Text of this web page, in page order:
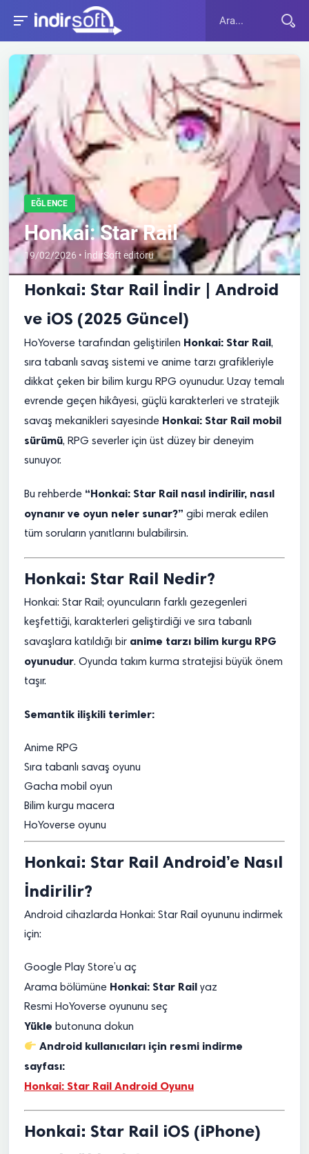
EĞLENCE
Honkai: Star Rail
19/02/2026 • İndirSoft editörü
Honkai: Star Rail İndir | Android
ve iOS (2025 Güncel)
HoYoverse tarafından geliştirilen Honkai: Star Rail,
sıra tabanlı savaş sistemi ve anime tarzı grafikleriyle
dikkat çeken bir bilim kurgu RPG oyunudur. Uzay temalı
evrende geçen hikâyesi, güçlü karakterleri ve stratejik
savaş mekanikleri sayesinde Honkai: Star Rail mobil
sürümü, RPG severler için üst düzey bir deneyim
sunuyor.
Bu rehberde “Honkai: Star Rail nasıl indirilir, nasıl
oynanır ve oyun neler sunar?” gibi merak edilen
tüm soruların yanıtlarını bulabilirsin.
Honkai: Star Rail Nedir?
Honkai: Star Rail; oyuncuların farklı gezegenleri
keşfettiği, karakterleri geliştirdiği ve sıra tabanlı
savaşlara katıldığı bir anime tarzı bilim kurgu RPG
oyunudur. Oyunda takım kurma stratejisi büyük önem
taşır.
Semantik ilişkili terimler:
Anime RPG
Sıra tabanlı savaş oyunu
Gacha mobil oyun
Bilim kurgu macera
HoYoverse oyunu
Honkai: Star Rail Android’e Nasıl
İndirilir?
Android cihazlarda Honkai: Star Rail oyununu indirmek
için:
Google Play Store’u aç
Arama bölümüne Honkai: Star Rail yaz
Resmi HoYoverse oyununu seç
Yükle butonuna dokun
Android kullanıcıları için resmi indirme
sayfası:
Honkai: Star Rail Android Oyunu
Honkai: Star Rail iOS (iPhone)